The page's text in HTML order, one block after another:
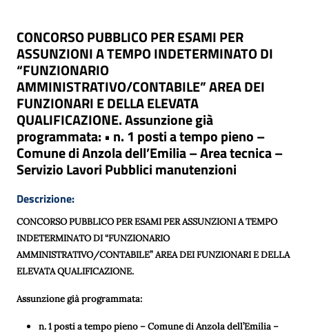
CONCORSO PUBBLICO PER ESAMI PER
ASSUNZIONI A TEMPO INDETERMINATO DI
“FUNZIONARIO
AMMINISTRATIVO/CONTABILE” AREA DEI
FUNZIONARI E DELLA ELEVATA
QUALIFICAZIONE. Assunzione già
programmata: • n. 1 posti a tempo pieno –
Comune di Anzola dell’Emilia – Area tecnica –
Servizio Lavori Pubblici manutenzioni
Descrizione:
CONCORSO PUBBLICO PER ESAMI PER ASSUNZIONI A TEMPO
INDETERMINATO DI “FUNZIONARIO
AMMINISTRATIVO/CONTABILE” AREADEI FUNZIONARI E DELLA
ELEVATA QUALIFICAZIONE.
Assunzionegià programmata:
n. 1 posti a tempo pieno – Comune di Anzola dell’Emilia –